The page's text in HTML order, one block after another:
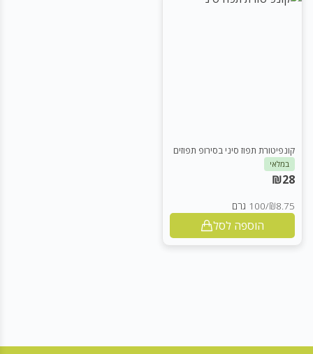
קונפיטורת תפוז סיני בסירופ תפוזים
במלאי
₪28
₪8.75
/100 גרם
הוספה לסל